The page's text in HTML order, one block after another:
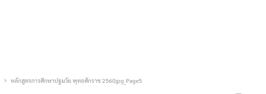
หลักสูตรการศึกษาปฐมวัย พุทธศักราช 2560jpg_Page5